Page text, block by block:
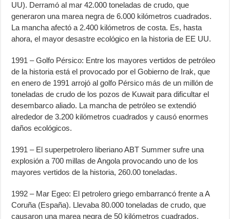
UU). Derramó al mar 42.000 toneladas de crudo, que
generaron una marea negra de 6.000 kilómetros cuadrados.
La mancha afectó a 2.400 kilómetros de costa. Es, hasta
ahora, el mayor desastre ecológico en la historia de EE UU.
1991 – Golfo Pérsico: Entre los mayores vertidos de petróleo
de la historia está el provocado por el Gobierno de Irak, que
en enero de 1991 arrojó al golfo Pérsico más de un millón de
toneladas de crudo de los pozos de Kuwait para dificultar el
desembarco aliado. La mancha de petróleo se extendió
alrededor de 3.200 kilómetros cuadrados y causó enormes
daños ecológicos.
1991 – El superpetrolero liberiano ABT Summer sufre una
explosión a 700 millas de Angola provocando uno de los
mayores vertidos de la historia, 260.00 toneladas.
1992 – Mar Egeo: El petrolero griego embarrancó frente a A
Coruña (España). Llevaba 80.000 toneladas de crudo, que
causaron una marea negra de 50 kilómetros cuadrados.